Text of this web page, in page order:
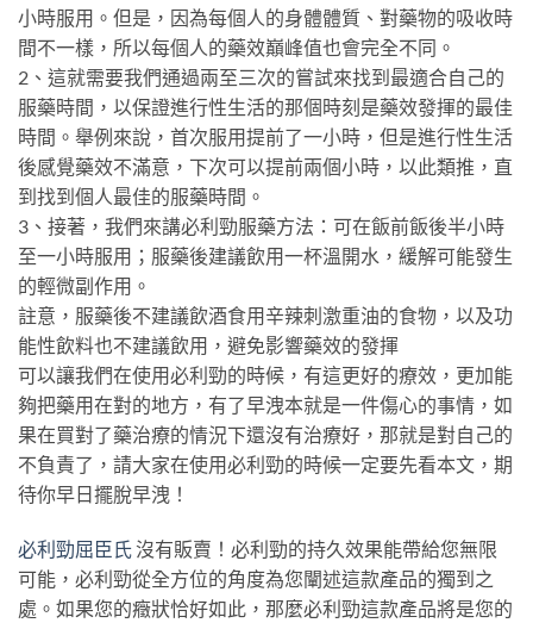
小時服用。但是，因為每個人的身體體質、對藥物的吸收時
間不一樣，所以每個人的藥效巔峰值也會完全不同。
2、這就需要我們通過兩至三次的嘗試來找到最適合自己的
服藥時間，以保證進行性生活的那個時刻是藥效發揮的最佳
時間。舉例來說，首次服用提前了一小時，但是進行性生活
後感覺藥效不滿意，下次可以提前兩個小時，以此類推，直
到找到個人最佳的服藥時間。
3、接著，我們來講必利勁服藥方法：可在飯前飯後半小時
至一小時服用；服藥後建議飲用一杯溫開水，緩解可能發生
的輕微副作用。
註意，服藥後不建議飲酒食用辛辣刺激重油的食物，以及功
能性飲料也不建議飲用，避免影響藥效的發揮
可以讓我們在使用必利勁的時候，有這更好的療效，更加能
夠把藥用在對的地方，有了早洩本就是一件傷心的事情，如
果在買對了藥治療的情況下還沒有治療好，那就是對自己的
不負責了，請大家在使用必利勁的時候一定要先看本文，期
待你早日擺脫早洩！
必利勁屈臣氏沒有販賣！必利勁的持久效果能帶給您無限
可能，必利勁從全方位的角度為您闡述這款產品的獨到之
處。如果您的癥狀恰好如此，那麼必利勁這款產品將是您的